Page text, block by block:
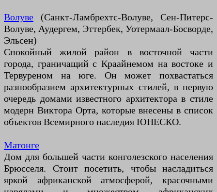
Волуве (Санкт-Ламбрехтс-Волуве, Сен-Питерс-
Волуве, Аудергем, Эттербек, Уотермаал-Босворде,
Эльсен)
Спокойный жилой район в восточной части
города, граничащий с Краайнемом на востоке и
Тервуреном на юге. Он может похвастаться
разнообразием архитектурных стилей, в первую
очередь домами известного архитектора в стиле
модерн Виктора Орта, которые внесены в список
объектов Всемирного наследия ЮНЕСКО.
Матонге
Дом для большей части конголезского населения
Брюсселя. Стоит посетить, чтобы насладиться
яркой африканской атмосферой, красочными